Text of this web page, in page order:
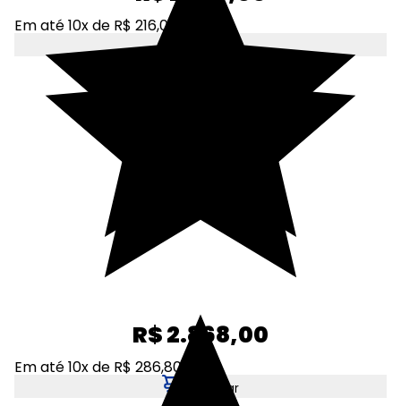
Em até 10x de R$ 216,00
R$ 2.868,00
Em até 10x de R$ 286,80
Adicionar